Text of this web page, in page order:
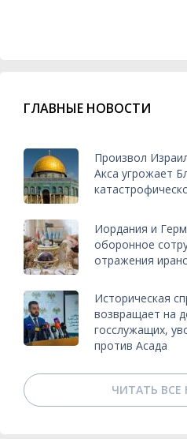
ГЛАВНЫЕ НОВОСТИ
Произвол
Акса угрожает
Иордания и
оборонное
отражения
Историческая
возвращает на
госслужащих,
против Асада
ЧИТАТЬ